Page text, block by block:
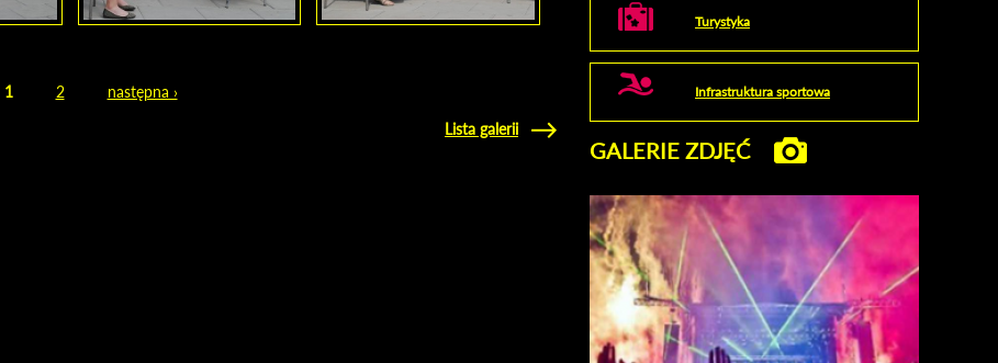
1 2 następna ›
Lista galerii
Turystyka
Infrastruktura sportowa
GALERIE ZDJĘĆ